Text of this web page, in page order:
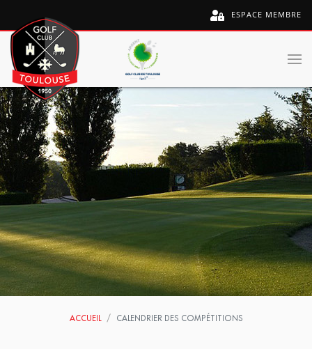
ESPACE MEMBRE
ACCUEIL CALENDRIER DES COMPÉTITIONS